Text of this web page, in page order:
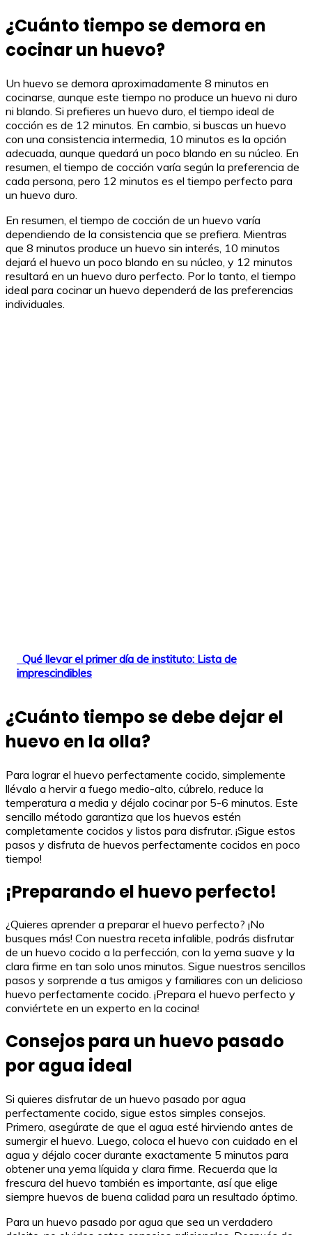
¿Cuánto tiempo se demora en
cocinar un huevo?
Un huevo se demora aproximadamente 8 minutos en
cocinarse, aunque este tiempo no produce un huevo ni duro
ni blando. Si prefieres un huevo duro, el tiempo ideal de
cocción es de 12 minutos. En cambio, si buscas un huevo
con una consistencia intermedia, 10 minutos es la opción
adecuada, aunque quedará un poco blando en su núcleo. En
resumen, el tiempo de cocción varía según la preferencia de
cada persona, pero 12 minutos es el tiempo perfecto para
un huevo duro.
En resumen, el tiempo de cocción de un huevo varía
dependiendo de la consistencia que se prefiera. Mientras
que 8 minutos produce un huevo sin interés, 10 minutos
dejará el huevo un poco blando en su núcleo, y 12 minutos
resultará en un huevo duro perfecto. Por lo tanto, el tiempo
ideal para cocinar un huevo dependerá de las preferencias
individuales.
Qué llevar el primer día de instituto: Lista de
imprescindibles
¿Cuánto tiempo se debe dejar el
huevo en la olla?
Para lograr el huevo perfectamente cocido, simplemente
llévalo a hervir a fuego medio-alto, cúbrelo, reduce la
temperatura a media y déjalo cocinar por 5-6 minutos. Este
sencillo método garantiza que los huevos estén
completamente cocidos y listos para disfrutar. ¡Sigue estos
pasos y disfruta de huevos perfectamente cocidos en poco
tiempo!
¡Preparando el huevo perfecto!
¿Quieres aprender a preparar el huevo perfecto? ¡No
busques más! Con nuestra receta infalible, podrás disfrutar
de un huevo cocido a la perfección, con la yema suave y la
clara firme en tan solo unos minutos. Sigue nuestros sencillos
pasos y sorprende a tus amigos y familiares con un delicioso
huevo perfectamente cocido. ¡Prepara el huevo perfecto y
conviértete en un experto en la cocina!
Consejos para un huevo pasado
por agua ideal
Si quieres disfrutar de un huevo pasado por agua
perfectamente cocido, sigue estos simples consejos.
Primero, asegúrate de que el agua esté hirviendo antes de
sumergir el huevo. Luego, coloca el huevo con cuidado en el
agua y déjalo cocer durante exactamente 5 minutos para
obtener una yema líquida y clara firme. Recuerda que la
frescura del huevo también es importante, así que elige
siempre huevos de buena calidad para un resultado óptimo.
Para un huevo pasado por agua que sea un verdadero